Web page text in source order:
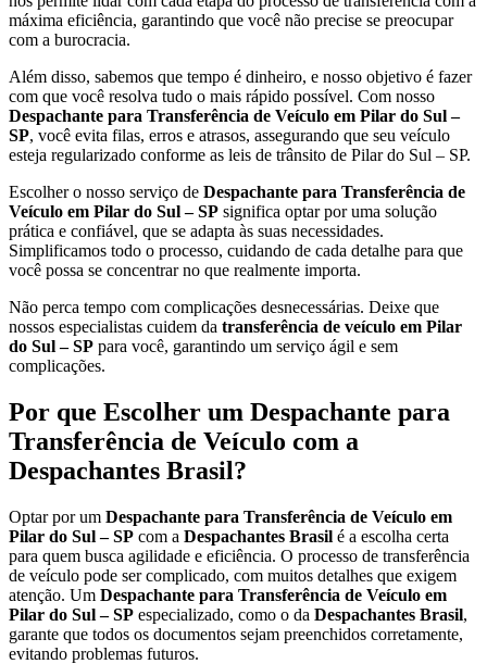
máxima eficiência, garantindo que você não precise se preocupar
com a burocracia.
Além disso, sabemos que tempo é dinheiro, e nosso objetivo é fazer
com que você resolva tudo o mais rápido possível. Com nosso
Despachante para Transferência de Veículo em Pilar do Sul –
SP, você evita filas, erros e atrasos, assegurando que seu veículo
esteja regularizado conforme as leis de trânsito de Pilar do Sul – SP.
Escolher o nosso serviço de Despachante para Transferência de
Veículo em Pilar do Sul – SP significa optar por uma solução
prática e confiável, que se adapta às suas necessidades.
Simplificamos todo o processo, cuidando de cada detalhe para que
você possa se concentrar no que realmente importa.
Não perca tempo com complicações desnecessárias. Deixe que
nossos especialistas cuidem da transferência de veículo em Pilar
do Sul – SP para você, garantindo um serviço ágil e sem
complicações.
Por que Escolher um Despachante para
Transferência de Veículo com a
Despachantes Brasil?
Optar por um Despachante para Transferência de Veículo em
Pilar do Sul – SP com a Despachantes Brasil é a escolha certa
para quem busca agilidade e eficiência. O processo de transferência
de veículo pode ser complicado, com muitos detalhes que exigem
atenção. Um Despachante para Transferência de Veículo em
Pilar do Sul – SP especializado, como o da Despachantes Brasil,
garante que todos os documentos sejam preenchidos corretamente,
evitando problemas futuros.